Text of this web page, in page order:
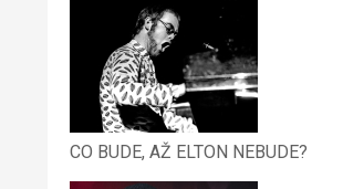
CO BUDE, AŽ ELTON NEBUDE?